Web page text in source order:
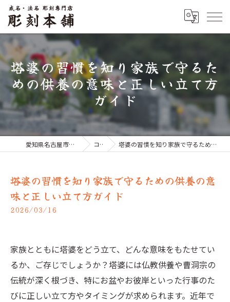
塔婆の習慣を知り家族で守るた
めの供養の意味と正しい立て方
ガイド
愛知県名古屋市のお墓なら彫刻本舗 コラム 塔婆の習慣を知り家族で守るための供養の意味と正しい立て方ガイド
塔婆の習慣を知り家族で守るための供養の意
味と正しい立て方ガイド
2026/03/16
家族とともに塔婆をどう立て、どんな意味をもたせてい
るか、ご存じでしょうか？塔婆には仏教供養や曹洞宗の
伝統が深く根づき、特にお盆やお彼岸といった行事のた
びに正しい立て方やタイミングが求められます。近年で